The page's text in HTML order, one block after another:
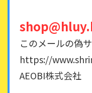
このメールの偽
https://
AEOBI株式会社